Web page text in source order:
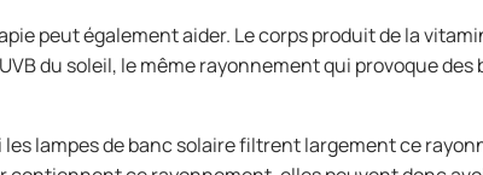
peut également aider. Le corps produit de la
du soleil, le même rayonnement qui provoque des
les lampes de banc solaire filtrent largement ce